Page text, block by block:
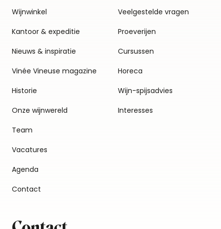
Wijnwinkel
Kantoor & expeditie
Nieuws & inspiratie
Vinée Vineuse magazine
Historie
Onze wijnwereld
Team
Vacatures
Agenda
Contact
Veelgestelde vragen
Proeverijen
Cursussen
Horeca
Wijn-spijsadvies
Interesses